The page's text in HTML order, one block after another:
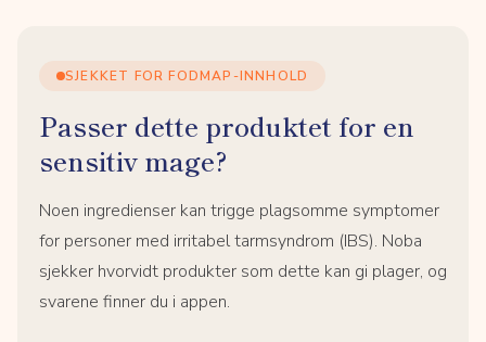
SJEKKET FOR FODMAP-INNHOLD
Passer dette produktet for en
sensitiv mage?
Noen ingredienser kan trigge plagsomme symptomer
for personer med irritabel tarmsyndrom (IBS). Noba
sjekker hvorvidt produkter som dette kan gi plager, og
svarene finner du i appen.